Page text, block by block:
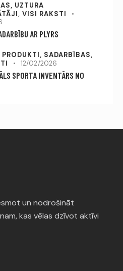
UZTURA
VISI RAKSTI
AR PLYRS
SADARBĪBAS,
12/02/2026
SPORTA INVENTĀRS NO
un nodrošināt
kas vēlas dzīvot aktīvi